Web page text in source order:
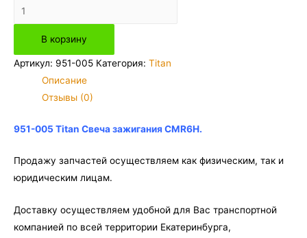
Количество
товара
005
CMR6H
В корзину
Артикул: 951-005 Категория: Titan
Описание
Отзывы (0)
951-005 Titan Свеча зажигания CMR6H.
Продажу запчастей осуществляем как физическим, так и
юридическим лицам.
Доставку осуществляем удобной для Вас транспортной
компанией по всей территории Екатеринбурга,